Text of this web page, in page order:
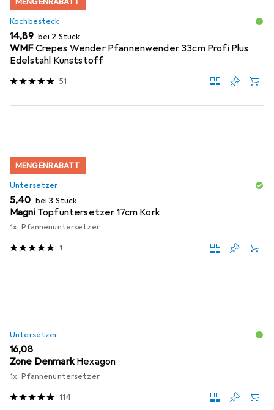
MENGENRABATT
Kochbesteck
EUR
14,89 bei 2 Stück
WMFCrepes Wender Pfannenwender 33cm Profi Plus
Edelstahl Kunststoff
51
MENGENRABATT
Untersetzer
EUR
5,40 bei 3 Stück
Magni Topfuntersetzer 17cm Kork
1x, Pfannenuntersetzer
1
Untersetzer
EUR
16,08
Zone Denmark Hexagon
1x, Pfannenuntersetzer
114